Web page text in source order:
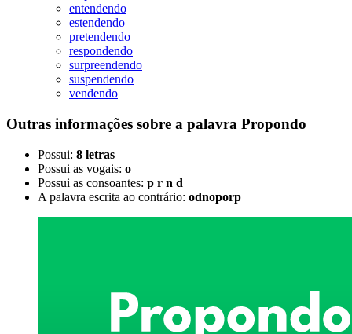
entendendo
estendendo
pretendendo
respondendo
surpreendendo
suspendendo
vendendo
Outras informações sobre a palavra Propondo
Possui: 8 letras
Possui as vogais: o
Possui as consoantes: p r n d
A palavra escrita ao contrário: odnoporp